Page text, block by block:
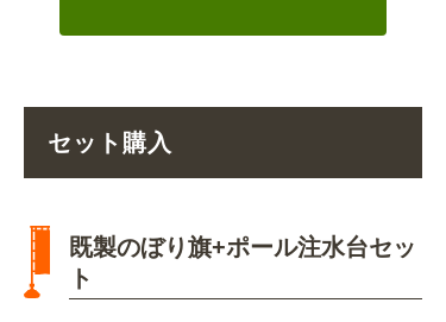
セット購入
既製のぼり旗+ポール注水台セッ
ト